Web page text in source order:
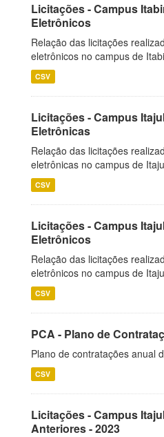
Licitações - Campus
Eletrônicos
Relação das licitações
eletrônicos no campus de
CSV
Licitações - Campus
Eletrônicas
Relação das licitações
eletrônicas no campus de
CSV
Licitações - Campus
Eletrônicos
Relação das licitações
eletrônicos no campus de
CSV
PCA - Plano de
Plano de contratações anual
CSV
Licitações - Campus
Anteriores - 2023